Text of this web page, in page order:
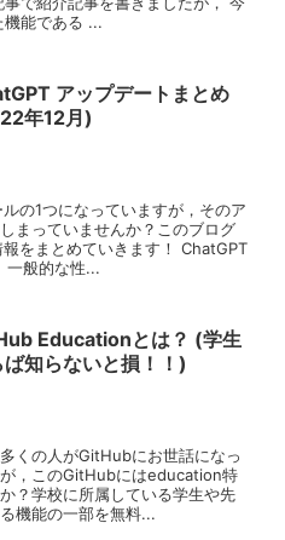
機能である ...
アップデートまとめ
年12月)
の1つになっていますが，そのア
まっていませんか？このブログ
をまとめていきます！ ChatGPT
一般的な性...
Educationとは？ (学生
ば知らないと損！！)
くの人がGitHubにお世話になっ
，このGitHubにはeducation特
？学校に所属している学生や先
機能の一部を無料...